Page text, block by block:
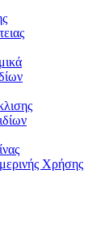
Χρήσης